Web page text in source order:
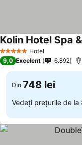
5 Stele Hotel
Kolin Hotel Spa
9,0 Excelent 6.892
Din 748 lei
Vedeți prețurile de la